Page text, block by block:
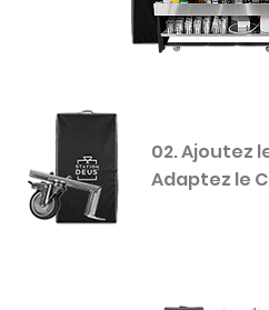
02. Ajoutez
Adaptez le